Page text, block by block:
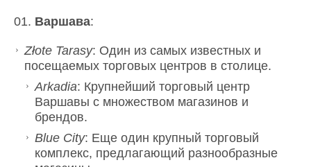
Варшава:
Złote Tarasy: Один из самых известных и
посещаемых торговых центров в столице.
Arkadia: Крупнейший торговый центр
Варшавы с множеством магазинов и
брендов.
Blue City: Еще один крупный торговый
комплекс, предлагающий разнообразные